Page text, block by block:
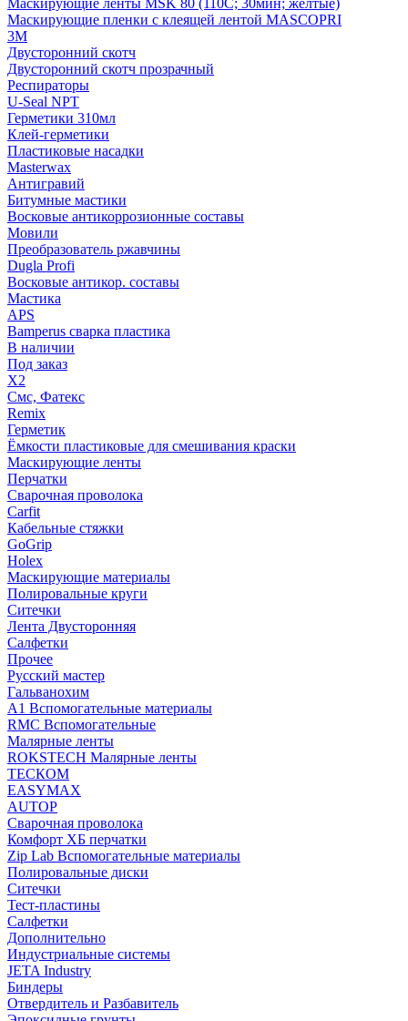
Маскирующие ленты MSK 80 (110С; 30мин; желтые)
Маскирующие пленки с клеящей лентой MASCOPRI
3M
Двусторонний скотч
Двусторонний скотч прозрачный
Респираторы
U-Seal NPT
Герметики 310мл
Клей-герметики
Пластиковые насадки
Masterwax
Антигравий
Битумные мастики
Восковые антикоррозионные составы
Мовили
Преобразователь ржавчины
Dugla Profi
Восковые антикор. составы
Мастика
APS
Bamperus сварка пластика
В наличии
Под заказ
X2
Смс, Фатекс
Remix
Герметик
Ёмкости пластиковые для смешивания краски
Маскирующие ленты
Перчатки
Сварочная проволока
Carfit
Кабельные стяжки
GoGrip
Holex
Маскирующие материалы
Полировальные круги
Ситечки
Лента Двусторонняя
Салфетки
Прочее
Русский мастер
Гальванохим
А1 Вспомогательные материалы
RMC Вспомогательные
Малярные ленты
ROKSTECH Малярные ленты
ТЕСКОМ
EASYMAX
AUTOP
Сварочная проволока
Комфорт ХБ перчатки
Zip Lab Вспомогательные материалы
Полировальные диски
Ситечки
Тест-пластины
Салфетки
Дополнительно
Индустриальные системы
JETA Industry
Биндеры
Отвердитель и Разбавитель